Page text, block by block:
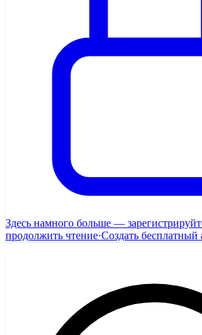
Здесь намного больше —
продолжить чтение·Создать бесплатный